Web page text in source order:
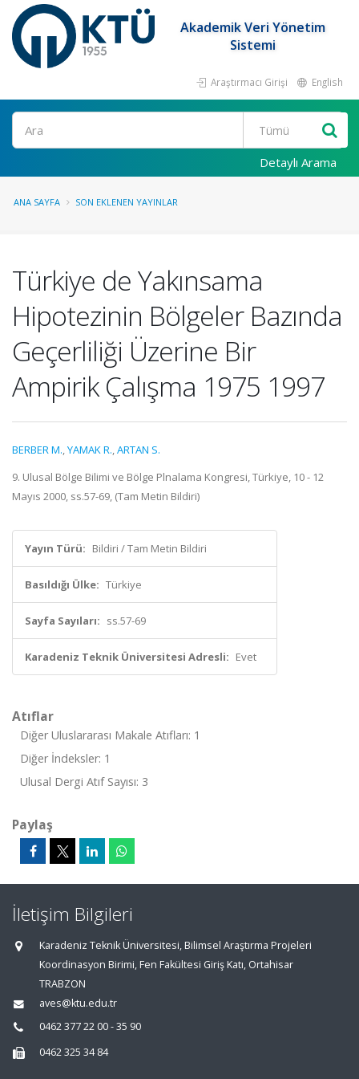
Akademik Veri Yönetim
Sistemi
Araştırmacı Girişi English
Ara
Detaylı Arama
ANA SAYFA SON EKLENEN YAYINLAR
Türkiye de Yakınsama
Hipotezinin Bölgeler Bazında
Geçerliliği Üzerine Bir
Ampirik Çalışma 1975 1997
BERBER M.,YAMAK R.,ARTAN S.
9. Ulusal Bölge Bilimi ve Bölge Plnalama Kongresi, Türkiye, 10 - 12
Mayıs 2000, ss.57-69, (Tam Metin Bildiri)
Yayın Türü: Bildiri / Tam Metin Bildiri
Basıldığı Ülke: Türkiye
Sayfa Sayıları: ss.57-69
Karadeniz Teknik Üniversitesi Adresli: Evet
Atıflar
Diğer Uluslararası Makale Atıfları: 1
Diğer İndeksler: 1
Ulusal Dergi Atıf Sayısı: 3
Paylaş
İletişim Bilgileri
Karadeniz Teknik Üniversitesi, Bilimsel Araştırma Projeleri
Koordinasyon Birimi, Fen Fakültesi Giriş Katı, Ortahisar
TRABZON
aves@ktu.edu.tr
0462 377 22 00 - 35 90
0462 325 34 84